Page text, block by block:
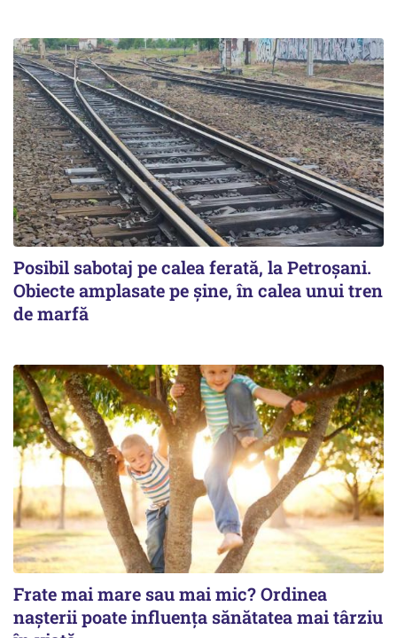
Posibil sabotaj pe calea ferată, la Petroșani.
Obiecte amplasate pe șine, în calea unui tren
de marfă
Frate mai mare sau mai mic? Ordinea
nașterii poate influența sănătatea mai târziu